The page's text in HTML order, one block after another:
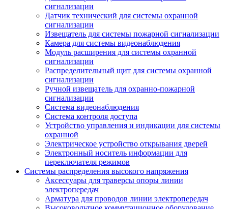
сигнализации
Датчик технический для системы охранной
сигнализации
Извещатель для системы пожарной сигнализации
Камера для системы видеонаблюдения
Модуль расширения для системы охранной
сигнализации
Распределительный щит для системы охранной
сигнализации
Ручной извещатель для охранно-пожарной
сигнализации
Система видеонаблюдения
Система контроля доступа
Устройство управления и индикации для системы
охранной
Электрическое устройство открывания дверей
Электронный носитель информации для
переключателя режимов
Системы распределения высокого напряжения
Аксессуары для траверсы опоры линии
электропередач
Арматура для проводов линии электропередач